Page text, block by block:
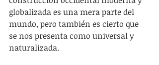
globalizada es una mera parte del
mundo, pero también es cierto que
se nos presenta como universal y
naturalizada.